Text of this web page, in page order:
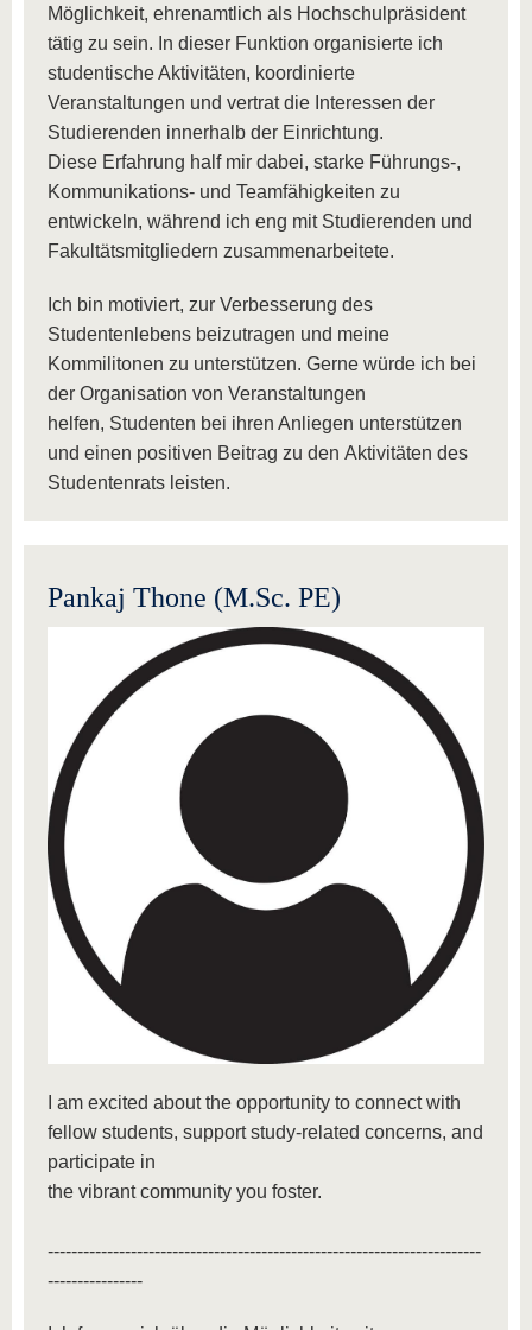
Möglichkeit, ehrenamtlich als Hochschulpräsident
tätig zu sein. In dieser Funktion organisierte ich
studentische Aktivitäten, koordinierte
Veranstaltungen und vertrat die Interessen der
Studierenden innerhalb der Einrichtung.
Diese Erfahrung half mir dabei, starke Führungs-,
Kommunikations- und Teamfähigkeiten zu
entwickeln, während ich eng mit Studierenden und
Fakultätsmitgliedern zusammenarbeitete.
Ich bin motiviert, zur Verbesserung des
Studentenlebens beizutragen und meine
Kommilitonen zu unterstützen. Gerne würde ich bei
der Organisation von Veranstaltungen
helfen, Studenten bei ihren Anliegen unterstützen
und einen positiven Beitrag zu den Aktivitäten des
Studentenrats leisten.
Pankaj Thone (M.Sc. PE)
I am excited about the opportunity to connect with
fellow students, support study-related concerns, and
participate in
the vibrant community you foster.
-------------------------------------------------------------------------
----------------